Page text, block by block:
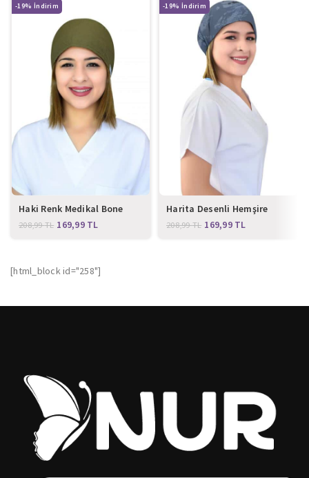
-19%
Haki Renk Medikal Bone
208,99TL 169,99 TL
-19%
Harita Desenli Hemşire
Bone
208,99TL 169,99 TL
[html_block id="258"]